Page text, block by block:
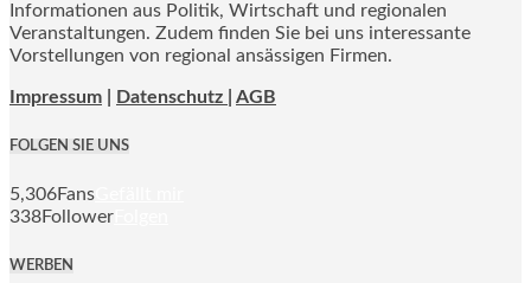
Informationen aus Politik, Wirtschaft und regionalen
Veranstaltungen. Zudem finden Sie bei uns interessante
Vorstellungen von regional ansässigen Firmen.
Impressum Datenschutz | AGB
FOLGEN SIE UNS
5,306Fans
338Follower
WERBEN